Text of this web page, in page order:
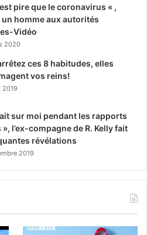
pire que le coronavirus « ,
homme aux autorités
Vidéo
2020
ces 8 habitudes, elles
vos reins!
2019
sur moi pendant les rapports
l’ex-compagne de R. Kelly fait
révélations
2019